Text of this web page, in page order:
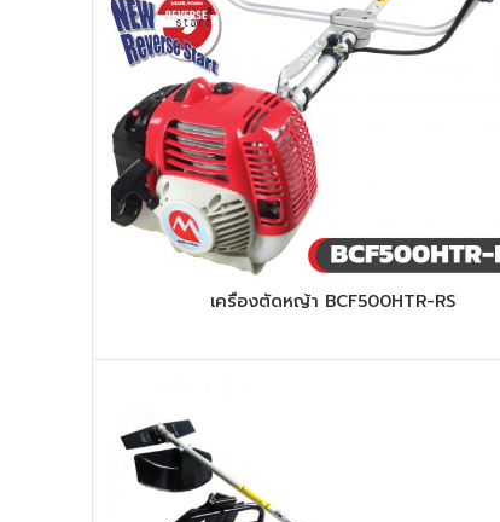
เครื่องตัดหญ้า BCF500HTR-RS